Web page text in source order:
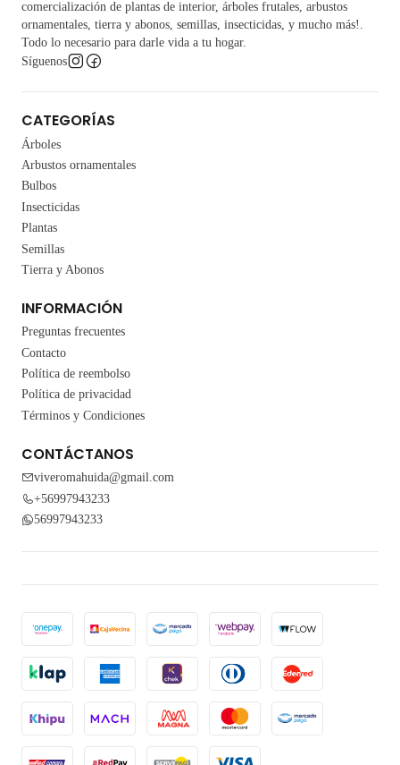
comercialización de plantas de interior, árboles frutales, arbustos
ornamentales, tierra y abonos, semillas, insecticidas, y mucho más!.
Todo lo necesario para darle vida a tu hogar.
Síguenos
CATEGORÍAS
Árboles
Arbustos ornamentales
Bulbos
Insecticidas
Plantas
Semillas
Tierra y Abonos
INFORMACIÓN
Preguntas frecuentes
Contacto
Política de reembolso
Política de privacidad
Términos y Condiciones
CONTÁCTANOS
viveromahuida@gmail.com
+56997943233
56997943233